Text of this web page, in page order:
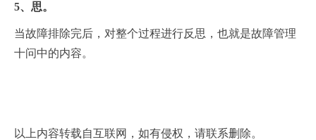
5、思。
当故障排除完后，对整个过程进行反思，也就是故障管理
十问中的内容。
以上内容转载自互联网，如有侵权，请联系删除。